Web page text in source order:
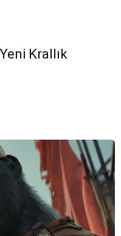
Krallık